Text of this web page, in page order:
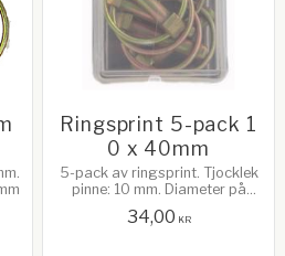
Ringsprint 5-pack 1
0 x 40mm
5-pack av ringsprint. Tjocklek
pinne: 10 mm. Diameter på
34,00 KR